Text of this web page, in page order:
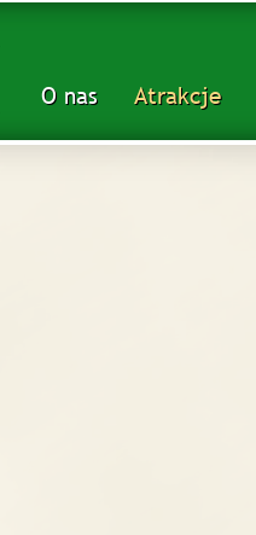
O nas Atrakcje